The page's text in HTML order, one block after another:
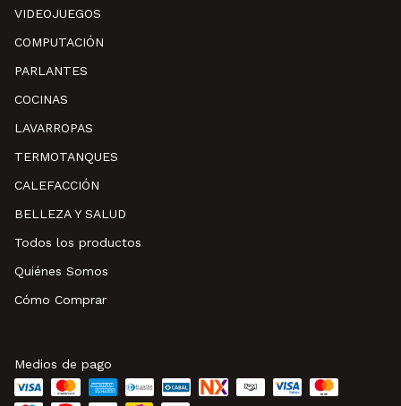
VIDEOJUEGOS
COMPUTACIÓN
PARLANTES
COCINAS
LAVARROPAS
TERMOTANQUES
CALEFACCIÓN
BELLEZA Y SALUD
Todos los productos
Quiénes Somos
Cómo Comprar
Medios de pago